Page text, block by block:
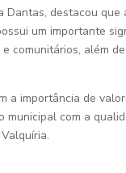
destacou
um importante
além
a importância de
com a